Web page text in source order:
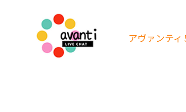
アヴァンティ